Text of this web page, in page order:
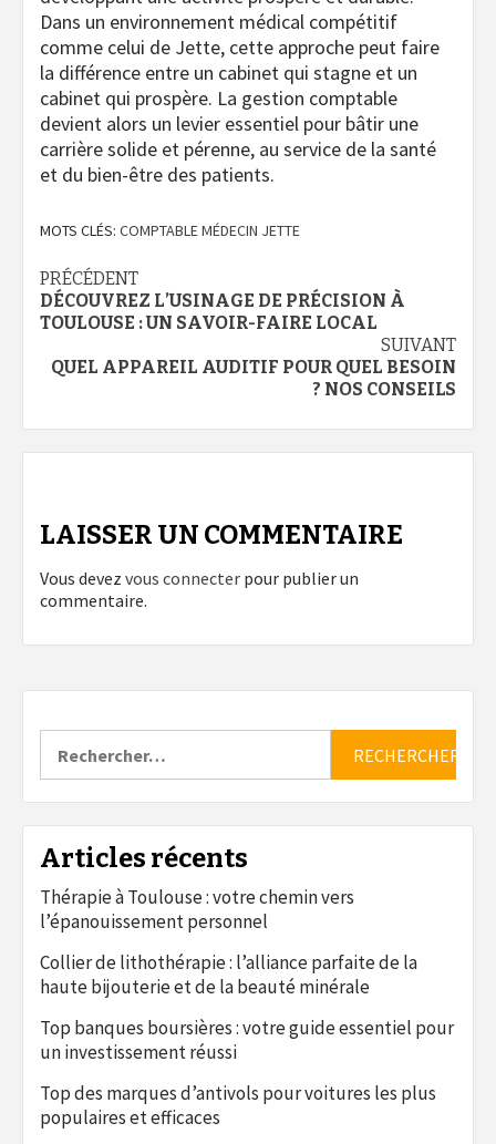
Dans un environnement médical compétitif
comme celui de Jette, cette approche peut faire
la différence entre un cabinet qui stagne et un
cabinet qui prospère. La gestion comptable
devient alors un levier essentiel pour bâtir une
carrière solide et pérenne, au service de la santé
et du bien-être des patients.
MOTS CLÉS: COMPTABLE MÉDECIN JETTE
Navigation
d’article
PRÉCÉDENT
DÉCOUVREZ L’USINAGE DE PRÉCISION À
TOULOUSE : UN SAVOIR-FAIRE LOCAL
SUIVANT
QUEL APPAREIL AUDITIF POUR QUEL BESOIN
? NOS CONSEILS
LAISSER UN COMMENTAIRE
Vous devez vous connecter pour publier un
commentaire.
Articles récents
Thérapie à Toulouse : votre chemin vers
l’épanouissement personnel
Collier de lithothérapie : l’alliance parfaite de la
haute bijouterie et de la beauté minérale
Top banques boursières : votre guide essentiel pour
un investissement réussi
Top des marques d’antivols pour voitures les plus
populaires et efficaces